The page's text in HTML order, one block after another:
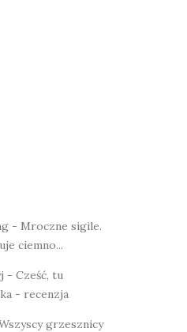
- Mroczne sigile.
ciemno...
- Cześć, tu
- recenzja
grzesznicy